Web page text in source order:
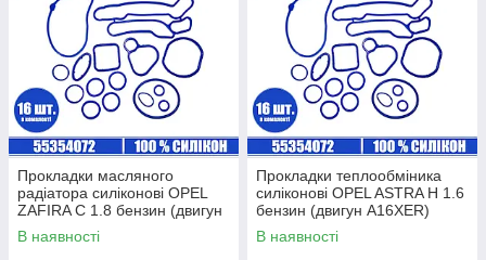
Прокладки масляного
радіатора силіконові OPEL
ZAFIRA C 1.8 бензин (двигун
A18XEL) комплект 16 шт.
В наявності
Прокладки теплообміника
силіконові OPEL ASTRA H 1.6
бензин (двигун A16XER)
комплект 16 шт.
В наявності